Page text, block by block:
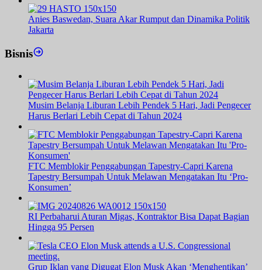
Anies Baswedan, Suara Akar Rumput dan Dinamika Politik
Jakarta
Bisnis
Musim Belanja Liburan Lebih Pendek 5 Hari, Jadi Pengecer
Harus Berlari Lebih Cepat di Tahun 2024
FTC Memblokir Penggabungan Tapestry-Capri Karena
Tapestry Bersumpah Untuk Melawan Mengatakan Itu ‘Pro-
Konsumen’
RI Perbaharui Aturan Migas, Kontraktor Bisa Dapat Bagian
Hingga 95 Persen
Grup Iklan yang Digugat Elon Musk Akan ‘Menghentikan’